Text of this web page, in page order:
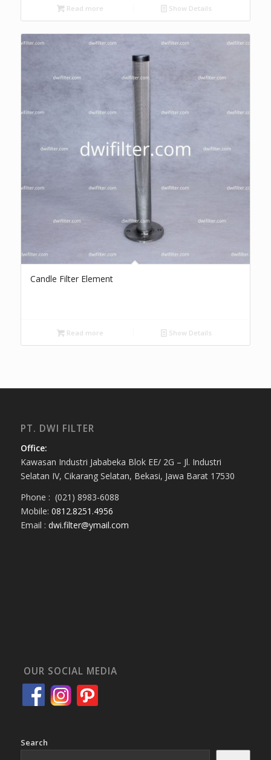
Read more Show Details
Candle Filter Element
Read more Show Details
PT. DWI FILTER
Office:
Kawasan Industri Jababeka Blok EE/ 2G – Jl. Industri
Selatan IV, Cikarang Selatan, Bekasi, Jawa Barat 17530
Phone : (021) 8983-6088
Mobile: 0812.8251.4956
Email : dwi.filter@ymail.com
OUR SOCIAL MEDIA
Search